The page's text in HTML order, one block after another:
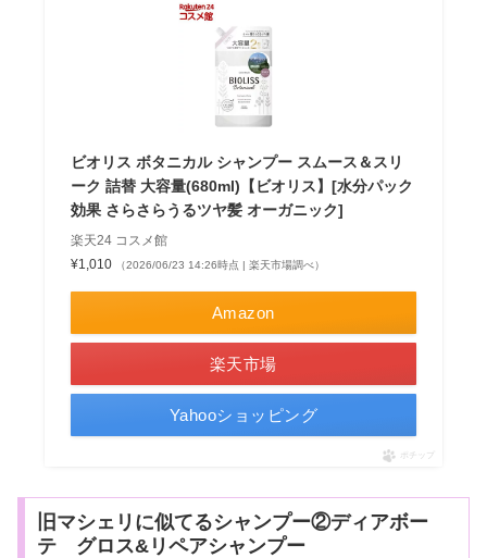
ビオリス ボタニカル シャンプー スムース＆スリ
ーク 詰替 大容量(680ml)【ビオリス】[水分パック
効果 さらさらうるツヤ髪 オーガニック]
楽天24 コスメ館
¥1,010
（2026/06/23 14:26時点 | 楽天市場調べ）
Amazon
楽天市場
Yahooショッピング
ポチップ
旧マシェリに似てるシャンプー②ディアボー
テ グロス&リペアシャンプー